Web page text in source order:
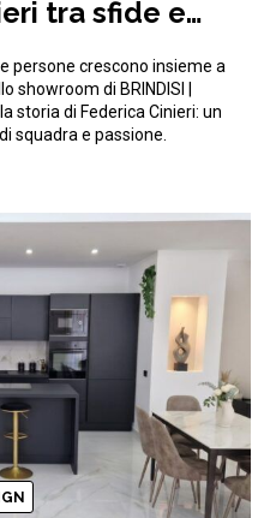
tra sfide e
persone crescono insieme a
showroom di BRINDISI |
storia di Federica Cinieri: un
squadra e passione.